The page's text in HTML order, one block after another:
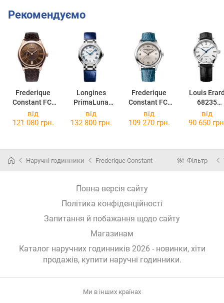
Рекомендуємо
Frederique
Constant FC-
318MPC3B4
Longines
PrimaLuna
L8.124.4.71.2
Frederique
Constant FC-
303LGD3B6
Louis
68235
від
121 080 грн.
від
132 800 грн.
від
109 270 грн.
від
90 650
Наручні годинники Frederique Constant Фільтр
Повна версія сайту
Політика конфіденційності
Запитання й побажання щодо сайту
Магазинам
Каталог наручних годинників 2026 - новинки, хіти
продажів, купити наручні годинники.
Ми в інших країнах